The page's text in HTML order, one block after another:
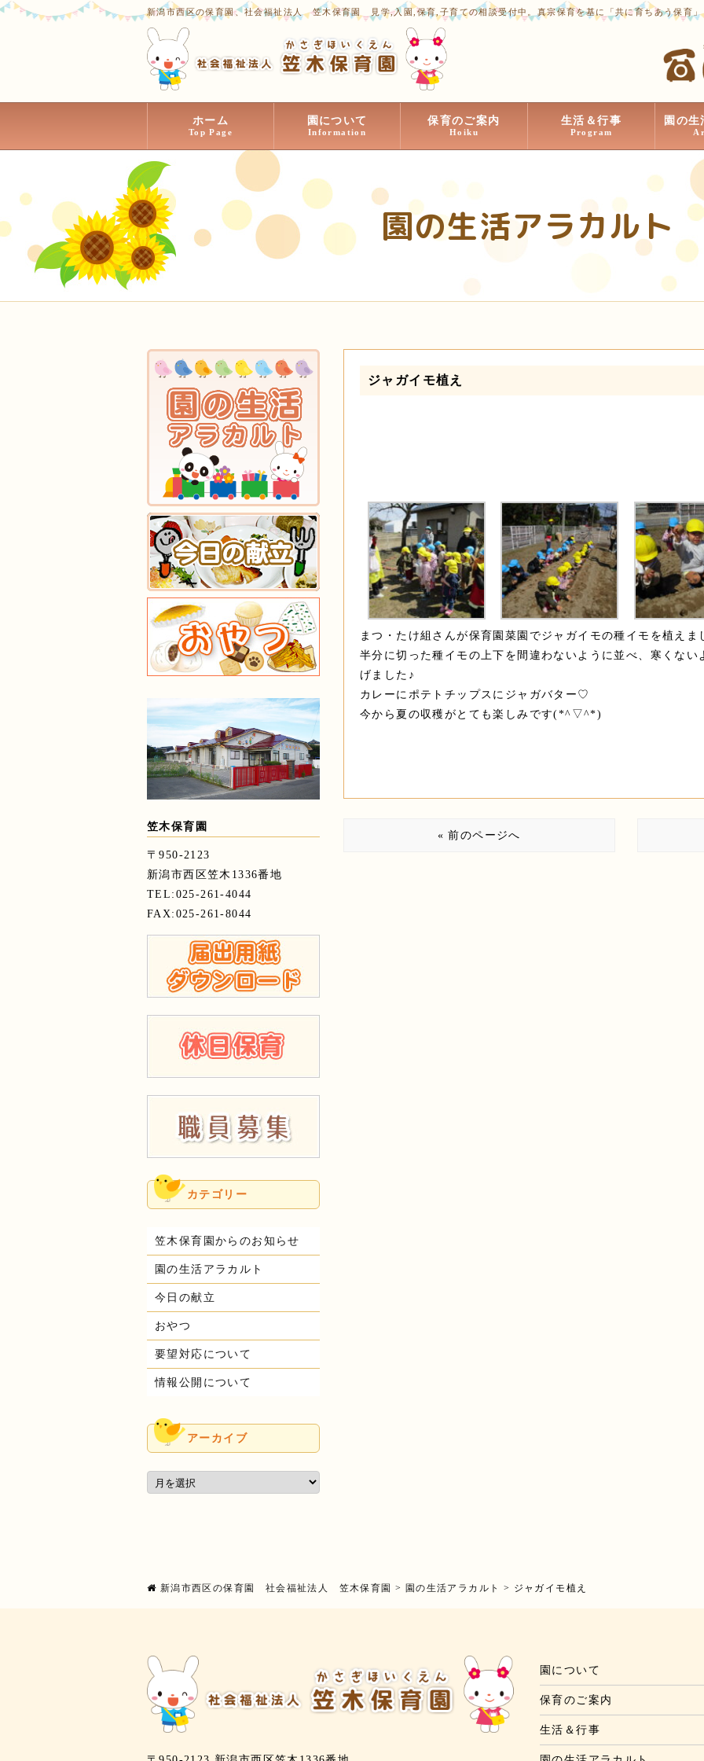
新潟市西区の保育園、社会福祉法人 笠木保育園 見学,入園,保育,子育ての相談受付中。真宗保育を基に「共に育ちあう保育」
ホーム
Top Page
園について
Information
保育のご案内
Hoiku
生活＆行事
Program
園の生
園の生活アラカルト
ジャガイモ植え
まつ・たけ組さんが保育園菜園でジャガイモの種イモを植えま
半分に切った種イモの上下を間違わないように並べ、寒くない
げました♪
カレーにポテトチップスにジャガバター♡
今から夏の収穫がとても楽しみです(*^▽^*)
« 前のページへ
笠木保育園
〒950-2123
新潟市西区笠木1336番地
TEL:025-261-4044
FAX:025-261-8044
カテゴリー
笠木保育園からのお知らせ
園の生活アラカルト
今日の献立
おやつ
要望対応について
情報公開について
アーカイブ
新潟市西区の保育園 社会福祉法人 笠木保育園 > 園の生活アラカルト > ジャガイモ植え
園について
保育のご案内
生活＆行事